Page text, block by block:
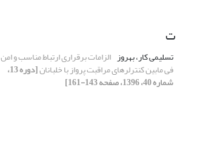
ت
تسلیمی کار، بهروز الزامات برقراری ارتباط مناسب و امن
فی مابین کنترلرهای مراقبت پرواز با خلبانان [دوره 13،
شماره 40، 1396، صفحه 143-161]